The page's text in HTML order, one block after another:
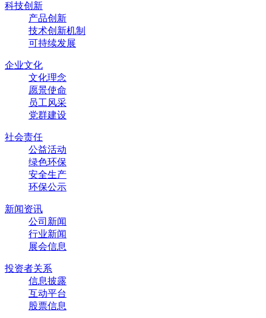
科技创新
产品创新
技术创新机制
可持续发展
企业文化
文化理念
愿景使命
员工风采
党群建设
社会责任
公益活动
绿色环保
安全生产
环保公示
新闻资讯
公司新闻
行业新闻
展会信息
投资者关系
信息披露
互动平台
股票信息